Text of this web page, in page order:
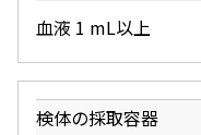
血液 1 mL以上
検体の採取容器